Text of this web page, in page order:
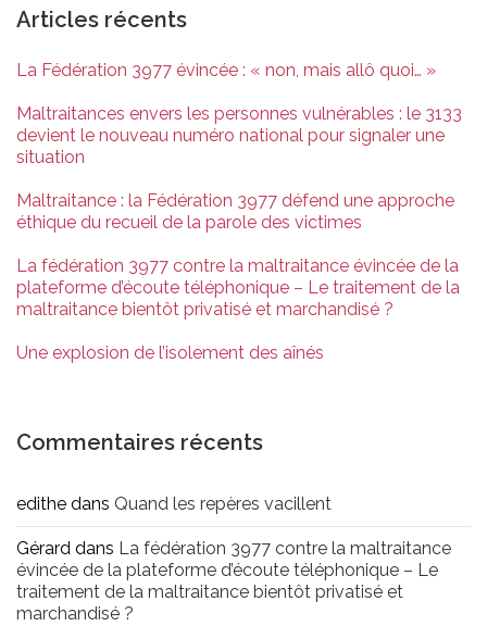
Articles récents
La Fédération 3977 évincée : « non, mais allô quoi… »
Maltraitances envers les personnes vulnérables : le 3133
devient le nouveau numéro national pour signaler une
situation
Maltraitance : la Fédération 3977 défend une approche
éthique du recueil de la parole des victimes
La fédération 3977 contre la maltraitance évincée de la
plateforme d’écoute téléphonique – Le traitement de la
maltraitance bientôt privatisé et marchandisé ?
Une explosion de l’isolement des aînés
Commentaires récents
edithe dans Quand les repères vacillent
Gérard dans La fédération 3977 contre la maltraitance
évincée de la plateforme d’écoute téléphonique – Le
traitement de la maltraitance bientôt privatisé et
marchandisé ?